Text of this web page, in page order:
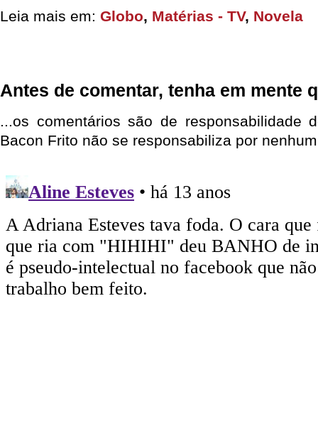
Leia mais em: Globo, Matérias - TV, Novela
Antes de comentar, tenha em mente
...os comentários são de responsabilidade
Bacon Frito não se responsabiliza por